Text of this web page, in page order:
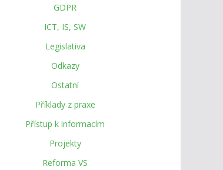
GDPR
ICT, IS, SW
Legislativa
Odkazy
Ostatní
Příklady z praxe
Přístup k informacím
Projekty
Reforma VS